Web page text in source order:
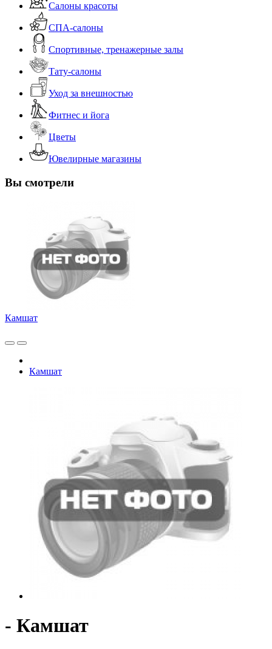
Салоны красоты
СПА-салоны
Спортивные, тренажерные залы
Тату-салоны
Уход за внешностью
Фитнес и йога
Цветы
Ювелирные магазины
Вы смотрели
Камшат
Камшат
- Камшат